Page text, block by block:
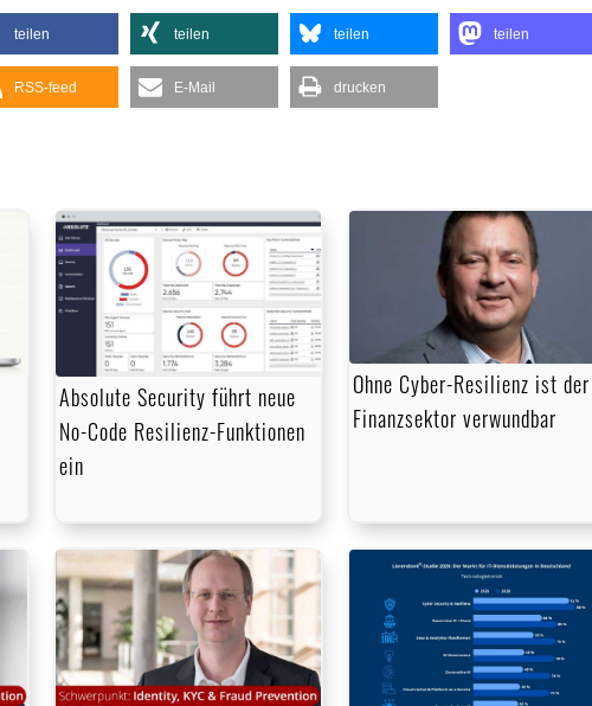
teilen teilen teilen teilen
RSS-feed E-Mail drucken
Absolute Security führt neue
No-Code Resilienz-Funktionen
ein
Ohne Cyber-Resilienz ist der
Finanzsektor verwundbar